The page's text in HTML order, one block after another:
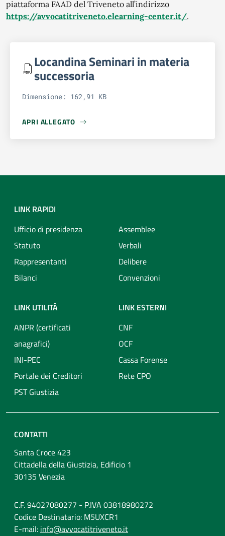
piattaforma FAAD del Triveneto all’indirizzo
https://avvocatitriveneto.elearning-center.it/.
Locandina Seminari in materia
successoria
Dimensione: 162,91 KB
APRI ALLEGATO
APRI ALLEGATO LOCANDINA SEMINARI IN MATERIA
LINK RAPIDI
Ufficio di presidenza
Statuto
Rappresentanti
Bilanci
Assemblee
Verbali
Delibere
Convenzioni
LINK UTILITÀ
ANPR (certificati
anagrafici)
INI-PEC
Portale dei Creditori
PST Giustizia
LINK ESTERNI
CNF
OCF
Cassa Forense
Rete CPO
CONTATTI
Santa Croce 423
Cittadella della Giustizia, Edificio 1
30135 Venezia
C.F. 94027080277 - P.IVA 03818980272
Codice Destinatario: M5UXCR1
E-mail: info@avvocatitriveneto.it